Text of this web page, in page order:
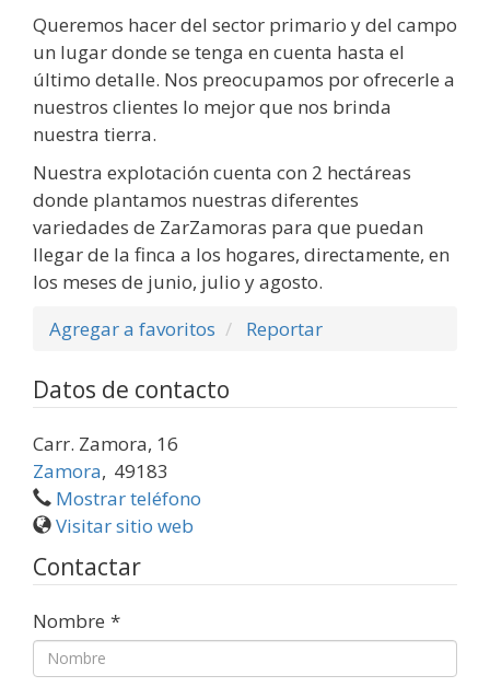
Queremos hacer del sector primario y del campo
un lugar donde se tenga en cuenta hasta el
último detalle. Nos preocupamos por ofrecerle a
nuestros clientes lo mejor que nos brinda
nuestra tierra.
Nuestra explotación cuenta con 2 hectáreas
donde plantamos nuestras diferentes
variedades de ZarZamoras para que puedan
llegar de la finca a los hogares, directamente, en
los meses de junio, julio y agosto.
Agregar a favoritos
Reportar
Datos de contacto
Carr. Zamora, 16
Zamora, 49183
Mostrar teléfono
Visitar sitio web
Contactar
Nombre *